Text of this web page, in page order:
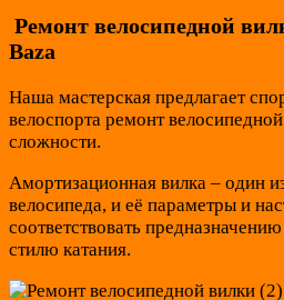
Ремонт велосипедной
Baza
Наша мастерская предлагает
велоспорта ремонт
сложности.
Амортизационная вилка – один
велосипеда, и её параметры и
соответствовать
стилю катания.